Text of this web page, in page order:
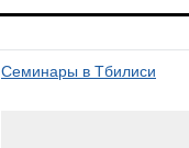
Семинары в Тбилиси